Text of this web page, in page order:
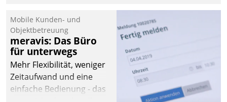
und Beschwerde-Management einen eigenen Kanal
ein.
Mobile Kunden- und
Objektbetreuung
meravis: Das Büro
für unterwegs
Mehr Flexibilität, weniger
Zeitaufwand und eine
einfache Bedienung - das